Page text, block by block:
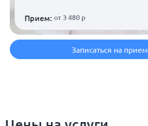
Прием: от 3 480 р
Записаться на прием